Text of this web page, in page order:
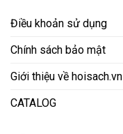
Điều khoản sử dụng
Chính sách bảo mật
Giới thiệu về hoisach.vn
CATALOG